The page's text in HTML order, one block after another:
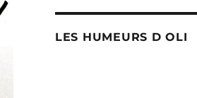
LES HUMEURS D OLI